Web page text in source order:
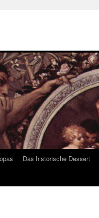
Das historische Dessert